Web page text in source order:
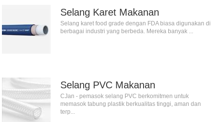
Selang Karet Makanan
Selang karet food grade dengan FDA biasa digunakan di
berbagai industri yang berbeda. Mereka banyak ...
Selang PVC Makanan
CJan - pemasok selang PVC berkomitmen untuk
memasok tabung plastik berkualitas tinggi, aman dan
terp...